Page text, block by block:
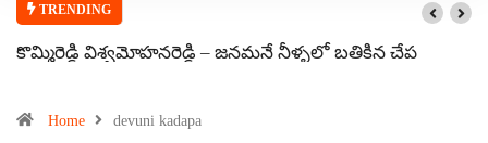
TRENDING
కొమ్మిరెడ్డి విశ్వమోహనరెడ్డి – జనమనే నీళ్ళలో బతికిన చేప
Home devuni kadapa